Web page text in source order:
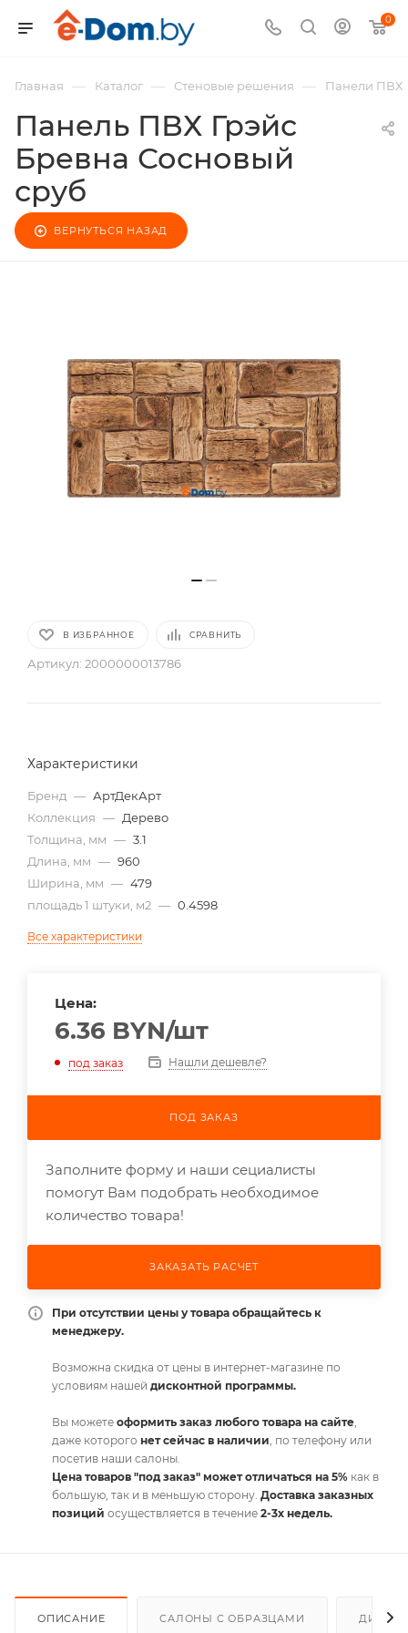
0
Главная — Каталог — Стеновые решения — Панели ПВХ
Панель ПВХ Грэйс
Бревна Сосновый
сруб
ВЕРНУТЬСЯ НАЗАД
В ИЗБРАННОЕ СРАВНИТЬ
Артикул: 2000000013786
Характеристики
Бренд — АртДекАрт
Коллекция — Дерево
Толщина, мм — 3.1
Длина, мм — 960
Ширина, мм — 479
площадь 1 штуки, м2 — 0.4598
Все характеристики
Цена:
6.36 BYN/шт
под заказ Нашли дешевле?
ПОД ЗАКАЗ
Заполните форму и наши сециалисты
помогут Вам подобрать необходимое
количество товара!
ЗАКАЗАТЬ РАСЧЕТ
При отсутствии цены у товара обращайтесь к
менеджеру.
Возможна скидка от цены в интернет-магазине по
условиям нашей дисконтной программы.
Вы можете оформить заказ любого товара на сайте,
даже которого нет сейчас в наличии, по телефону или
посетив наши салоны.
Цена товаров "под заказ" может отличаться на 5% как в
большую, так и в меньшую сторону. Доставка заказных
позиций осуществляется в течение 2-3х недель.
ОПИСАНИЕ САЛОНЫ С ОБРАЗЦАМИ